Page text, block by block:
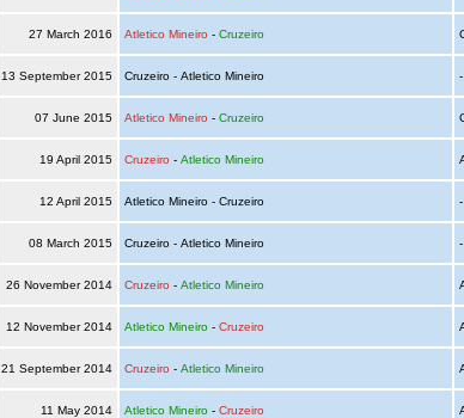
27 March 2016 Atletico Mineiro - Cruzeiro
13 September 2015 Cruzeiro - Atletico Mineiro -
07 June 2015 Atletico Mineiro - Cruzeiro
19 April 2015 Cruzeiro - Atletico Mineiro
12 April 2015 Atletico Mineiro - Cruzeiro -
08 March 2015 Cruzeiro - Atletico Mineiro -
26 November 2014 Cruzeiro - Atletico Mineiro
12 November 2014 Atletico Mineiro- Cruzeiro
21 September 2014 Cruzeiro - Atletico Mineiro
11 May 2014 Atletico Mineiro- Cruzeiro